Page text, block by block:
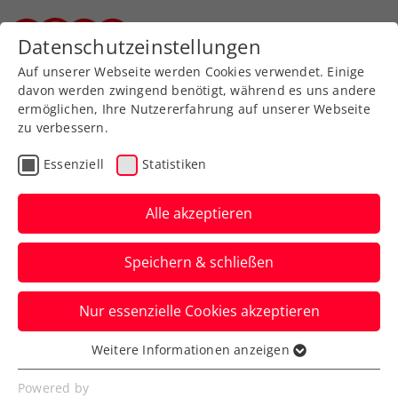
Zurück zur Newsübersicht
Turniere
ITF Heraklion:
Klaffner/Kraus schon in
Länderkampf-Form
Die österreichischen Doppel-
Topspielerinnen werden in Griechenland
erst im Finale gestoppt.
Verfasst von: Manuel Wachta, 28.10.2023
Datenschutzeinstellungen
Auf unserer Webseite werden Cookies verwendet. Einige
davon werden zwingend benötigt, während es uns andere
ermöglichen, Ihre Nutzererfahrung auf unserer Webseite
zu verbessern.
Essenziell Statistiken
Alle akzeptieren
Speichern & schließen
Nur essenzielle Cookies akzeptieren
Essenziell
Essenzielle Cookies werden für grundlegende
Weitere Informationen anzeigen
Powered by